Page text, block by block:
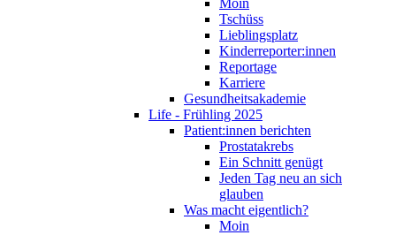
Moin
Tschüss
Lieblingsplatz
Kinderreporter:innen
Reportage
Karriere
Gesundheitsakademie
Life - Frühling 2025
Patient:innen berichten
Prostatakrebs
Ein Schnitt genügt
Jeden Tag neu an sich
glauben
Was macht eigentlich?
Moin